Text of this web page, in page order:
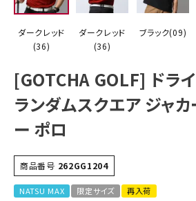
ダークレッド
(36)
ダークレッド
(36)
ブラック(09)
[GOTCHA GOLF] ドラ
ランダムスクエア ジャ
ー ポロ
商品番号 262GG1204
NATSU MAX 限定サイズ 再入荷